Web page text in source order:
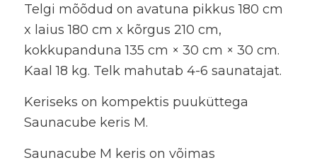
Telgi mõõdud on avatuna pikkus 180 cm
x laius 180 cm x kõrgus 210 cm,
kokkupanduna 135 cm × 30 cm × 30 cm.
Kaal 18 kg. Telk mahutab 4-6 saunatajat.
Keriseks on kompektis puuküttega
Saunacube keris M.
Saunacube M keris on võimas